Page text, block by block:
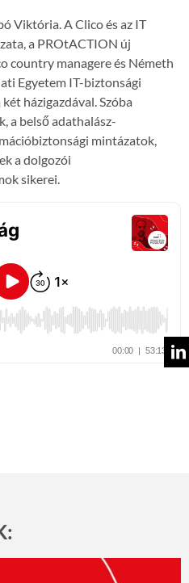
Viktória. A Clico és az IT
a PROtACTION új
country managere és Németh
Egyetem IT-biztonsági
házigazdával. Szóba
a belső adathalász-
mintázatok,
a dolgozói
sikerei.